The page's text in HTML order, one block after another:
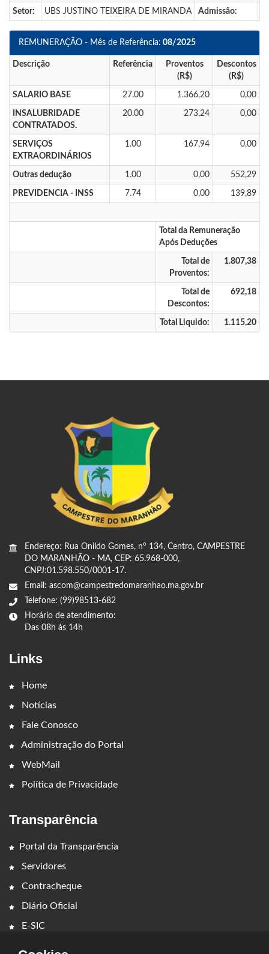
Setor: UBS JUSTINO TEIXEIRA DE MIRANDA Admissão:
REMUNERAÇÃO - Mês de Referência: 08/2025
Descrição Referência
Proventos
(R$)
Descontos
(R$)
SALARIO BASE 27.00 1.366,20 0,00
INSALUBRIDADE
CONTRATADOS.
20.00 273,24 0,00
SERVIÇOS
EXTRAORDINÁRIOS
1.00 167,94 0,00
Outras dedução 1.00 0,00 552,29
PREVIDENCIA - INSS 7.74 0,00 139,89
Total da Remuneração
Após Deduções
Total de
Proventos:
1.807,38
Total de
Descontos:
692,18
Total Liquido: 1.115,20
Endereço: Rua Onildo Gomes, nº 134, Centro, CAMPESTRE
DO MARANHÃO - MA, CEP: 65.968-000,
CNPJ:01.598.550/0001-17.
Email: ascom@campestredomaranhao.ma.gov.br
Telefone: (99)98513-682
Horário de atendimento:
Das 08h ás 14h
Links
Home
Notícias
Fale Conosco
Administração do Portal
WebMail
Política de Privacidade
Transparência
Portal da Transparência
Servidores
Contracheque
Diário Oficial
E-SIC